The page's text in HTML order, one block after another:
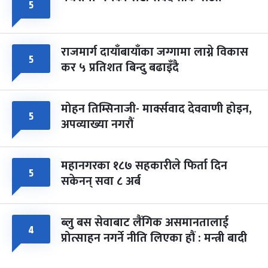
५
५ राजमार्ग दायाँबायाँका जग्गामा लाग्ने विकास
कर ५ प्रतिशत बिन्दु बढाइँदै
५ मोहन तिम्सिनाजी- मार्क्सवाद देववाणी होइन,
अपव्याख्या नगरौं
५ महानगरका १८७ सहकारीले फिर्ता दिन
सकेनन् सवा ८ अर्ब
४ ब्लु बस सेवाबाट लैंगिक असमानतालाई
प्रोत्साहन नगर्ने नीति लिएका हौं : मन्त्री बादी